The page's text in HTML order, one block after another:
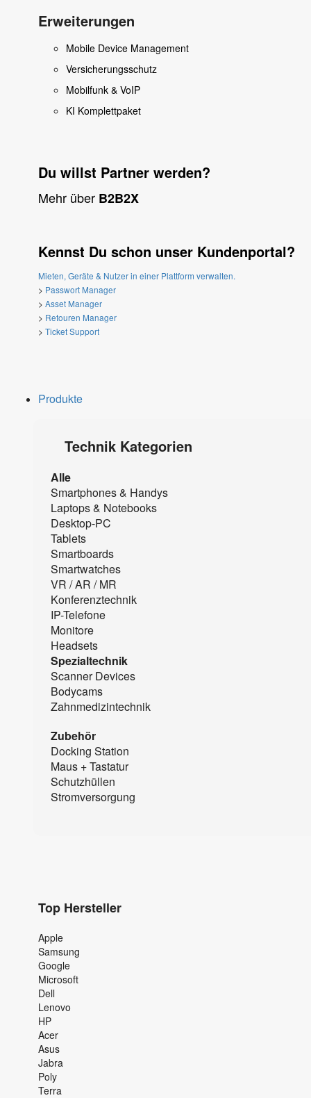
Erweiterungen
Mobile Device Management
Versicherungsschutz
Mobilfunk & VoIP
KI Komplettpaket
Du willst Partner werden?
Mehr über B2B2X
Kennst Du schon unser Kundenportal?
Mieten, Geräte & Nutzer in einer Plattform verwalten.
> Passwort Manager
> Asset Manager
> Retouren Manager
> Ticket Support
Produkte
Technik Kategorien
Alle
Smartphones & Handys
Laptops & Notebooks
Desktop-PC
Tablets
Smartboards
Smartwatches
VR / AR / MR
Konferenztechnik
IP-Telefone
Monitore
Headsets
Spezialtechnik
Scanner Devices
Bodycams
Zahnmedizintechnik
Zubehör
Docking Station
Maus + Tastatur
Schutzhüllen
Stromversorgung
Top Hersteller
Apple
Samsung
Google
Microsoft
Dell
Lenovo
HP
Acer
Asus
Jabra
Poly
Terra